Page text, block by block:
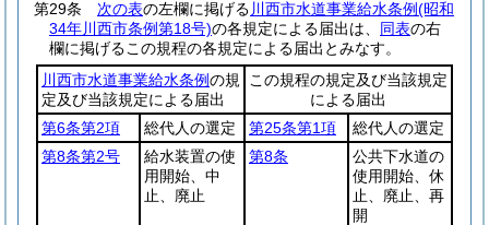
第29条
次の表の左欄に掲げる 川西市水道事業給水条例(昭和
34年川西市条例第18号)の各規定による届出は、 同表の右
欄に掲げるこの規程の各規定による届出とみなす。
川西市水道事業給水条例の規
定及び当該規定による届出
この規程の規定及び当該規定
による届出
第6条第2項
総代人の選定 第25条第1項
総代人の選定
第8条第2号
給水装置の使
用開始、中
止、廃止
第8条
公共下水道の
使用開始、休
止、廃止、再
開